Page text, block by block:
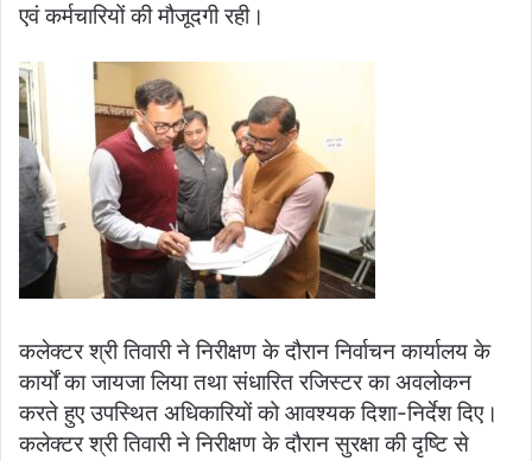
एवं कर्मचारियों की मौजूदगी रही।
कलेक्टर श्री तिवारी ने निरीक्षण के दौरान निर्वाचन कार्यालय के
कार्यों का जायजा लिया तथा संधारित रजिस्टर का अवलोकन
करते हुए उपस्थित अधिकारियों को आवश्यक दिशा-निर्देश दिए।
कलेक्टर श्री तिवारी ने निरीक्षण के दौरान सुरक्षा की दृष्टि से